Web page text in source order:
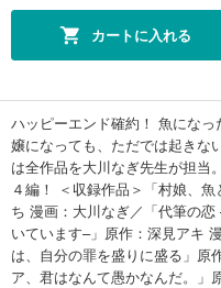
カートに入れる
ハッピーエンド確約！ 魚にな
嬢になっても、ただでは起きな
は全作品を大川なぎ先生が担当
４編！ ＜収録作品＞「村娘、
ち 漫画：大川なぎ／「代筆の
いています–」原作：深見アキ
は、自分の罪を盛りに盛る」原
ア、君はなんて愚かなんだ。」